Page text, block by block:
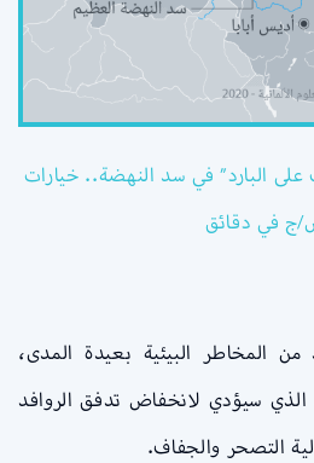
على البارد” في سد النهضة.. خيارات
ج في دقائق
المخاطر البيئية بعيدة المدى،
الذي سيؤدي لانخفاض تدفق الروافد
التصحر والجفاف.